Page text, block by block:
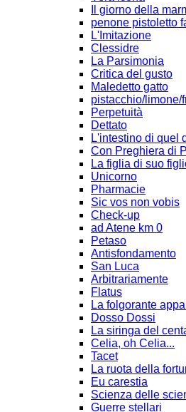
Il giorno della
penone pistoletto
L'Imitazione
Clessidre
La Parsimonia
Critica del gusto
Maledetto gatto
pistacchio/limone/
Perpetuità
Dettato
L'intestino di quel
Con Preghiera di
La figlia di suo
Unicorno
Pharmacie
Sic vos non vobis
Check-up
ad Atene km 0
Petaso
Antisfondamento
San Luca
Arbitrariamente
Flatus
La folgorante
Dosso Dossi
La siringa del
Celia, oh Celia...
Tacet
La ruota della
Eu carestia
Scienza delle
Guerre stellari